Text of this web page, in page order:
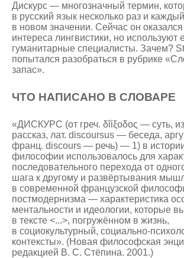
Дискурс — многозначный термин,
в русский язык несколько раз и
в новом значении. Сейчас он
интереса лингвистики, но используют
гуманитарные специалисты. Зачем?
попытался разобраться в рубрике
запас».
ЧТО НАПИСАНО В СЛОВАРЕ
«ДИСКУРС (от греч. δΐίξοδος — суть,
рассказ, лат. discoursus — беседа,
франц. discours — речь) — 1) в истории
философии использовалось для
последовательного перехода от
шага к другому и развёртывания
в современной французской
постмодернизма — характеристика
ментальности и идеологии, которые
в тексте <...>, погружённом в жизнь,
в социокультурный, социально-
контексты». (Новая философская
редакцией В. С. Стёпина. 2001.)